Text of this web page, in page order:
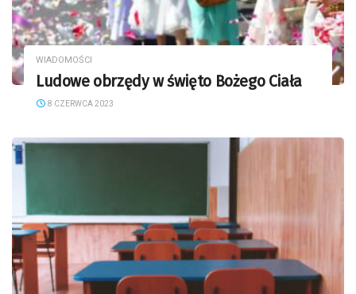
WIADOMOŚCI
Ludowe obrzędy w święto Bożego Ciała
8 CZERWCA 2023